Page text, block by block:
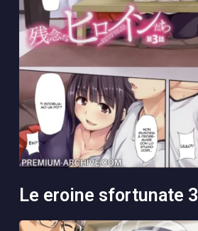
le eroine sfortunate 3